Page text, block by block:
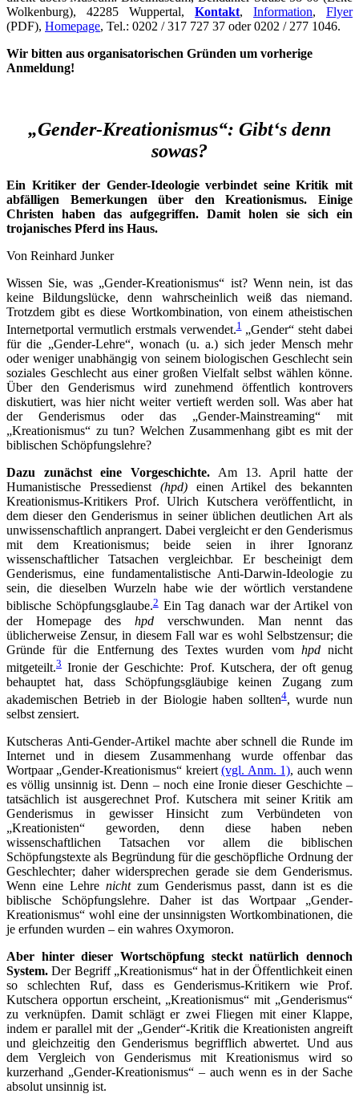
Wolkenburg), 42285 Wuppertal, Kontakt, Information, Flyer
(PDF), Homepage, Tel.: 0202 / 317 727 37 oder 0202 / 277 1046.
Wir bitten aus organisatorischen Gründen um vorherige
Anmeldung!
„Gender-Kreationismus“: Gibt‘s denn
sowas?
Ein Kritiker der Gender-Ideologie verbindet seine Kritik mit
abfälligen Bemerkungen über den Kreationismus. Einige
Christen haben das aufgegriffen. Damit holen sie sich ein
trojanisches Pferd ins Haus.
Von Reinhard Junker
Wissen Sie, was „Gender-Kreationismus“ ist? Wenn nein, ist das
keine Bildungslücke, denn wahrscheinlich weiß das niemand.
Trotzdem gibt es diese Wortkombination, von einem atheistischen
Internetportal vermutlich erstmals verwendet.1„Gender“ steht dabei
für die „Gender-Lehre“, wonach (u. a.) sich jeder Mensch mehr
oder weniger unabhängig von seinem biologischen Geschlecht sein
soziales Geschlecht aus einer großen Vielfalt selbst wählen könne.
Über den Genderismus wird zunehmend öffentlich kontrovers
diskutiert, was hier nicht weiter vertieft werden soll. Was aber hat
der Genderismus oder das „Gender-Mainstreaming“ mit
„Kreationismus“ zu tun? Welchen Zusammenhang gibt es mit der
biblischen Schöpfungslehre?
Dazu zunächst eine Vorgeschichte.Am 13. April hatte der
Humanistische Pressedienst (hpd) einen Artikel des bekannten
Kreationismus-Kritikers Prof. Ulrich Kutschera veröffentlicht, in
dem dieser den Genderismus in seiner üblichen deutlichen Art als
unwissenschaftlich anprangert. Dabei vergleicht er den Genderismus
mit dem Kreationismus; beide seien in ihrer Ignoranz
wissenschaftlicher Tatsachen vergleichbar. Er bescheinigt dem
Genderismus, eine fundamentalistische Anti-Darwin-Ideologie zu
sein, die dieselben Wurzeln habe wie der wörtlich verstandene
biblische Schöpfungsglaube.2Ein Tag danach war der Artikel von
der Homepage deshpd verschwunden. Man nennt das
üblicherweise Zensur, in diesem Fall war es wohl Selbstzensur; die
Gründe für die Entfernung des Textes wurden vom hpdnicht
mitgeteilt.3 Ironie der Geschichte: Prof. Kutschera, der oft genug
behauptet hat, dass Schöpfungsgläubige keinen Zugang zum
akademischen Betrieb in der Biologie haben sollten4, wurde nun
selbst zensiert.
Kutscheras Anti-Gender-Artikel machte aber schnell die Runde im
Internet und in diesem Zusammenhang wurde offenbar das
Wortpaar „Gender-Kreationismus“ kreiert(vgl. Anm. 1), auch wenn
es völlig unsinnig ist. Denn – noch eine Ironie dieser Geschichte –
tatsächlich ist ausgerechnet Prof. Kutschera mit seiner Kritik am
Genderismus in gewisser Hinsicht zum Verbündeten von
„Kreationisten“ geworden, denn diese haben neben
wissenschaftlichen Tatsachen vor allem die biblischen
Schöpfungstexte als Begründung für die geschöpfliche Ordnung der
Geschlechter; daher widersprechen gerade sie dem Genderismus.
Wenn eine Lehre nichtzum Genderismus passt, dann ist es die
biblische Schöpfungslehre. Daher ist das Wortpaar „Gender-
Kreationismus“ wohl eine der unsinnigsten Wortkombinationen, die
je erfunden wurden – ein wahres Oxymoron.
Aber hinter dieser Wortschöpfung steckt natürlich dennoch
System. Der Begriff „Kreationismus“ hat in der Öffentlichkeit einen
so schlechten Ruf, dass es Genderismus-Kritikern wie Prof.
Kutschera opportun erscheint, „Kreationismus“ mit „Genderismus“
zu verknüpfen. Damit schlägt er zwei Fliegen mit einer Klappe,
indem er parallel mit der „Gender“-Kritik die Kreationisten angreift
und gleichzeitig den Genderismus begrifflich abwertet. Und aus
dem Vergleich von Genderismus mit Kreationismus wird so
kurzerhand „Gender-Kreationismus“ – auch wenn es in der Sache
absolut unsinnig ist.